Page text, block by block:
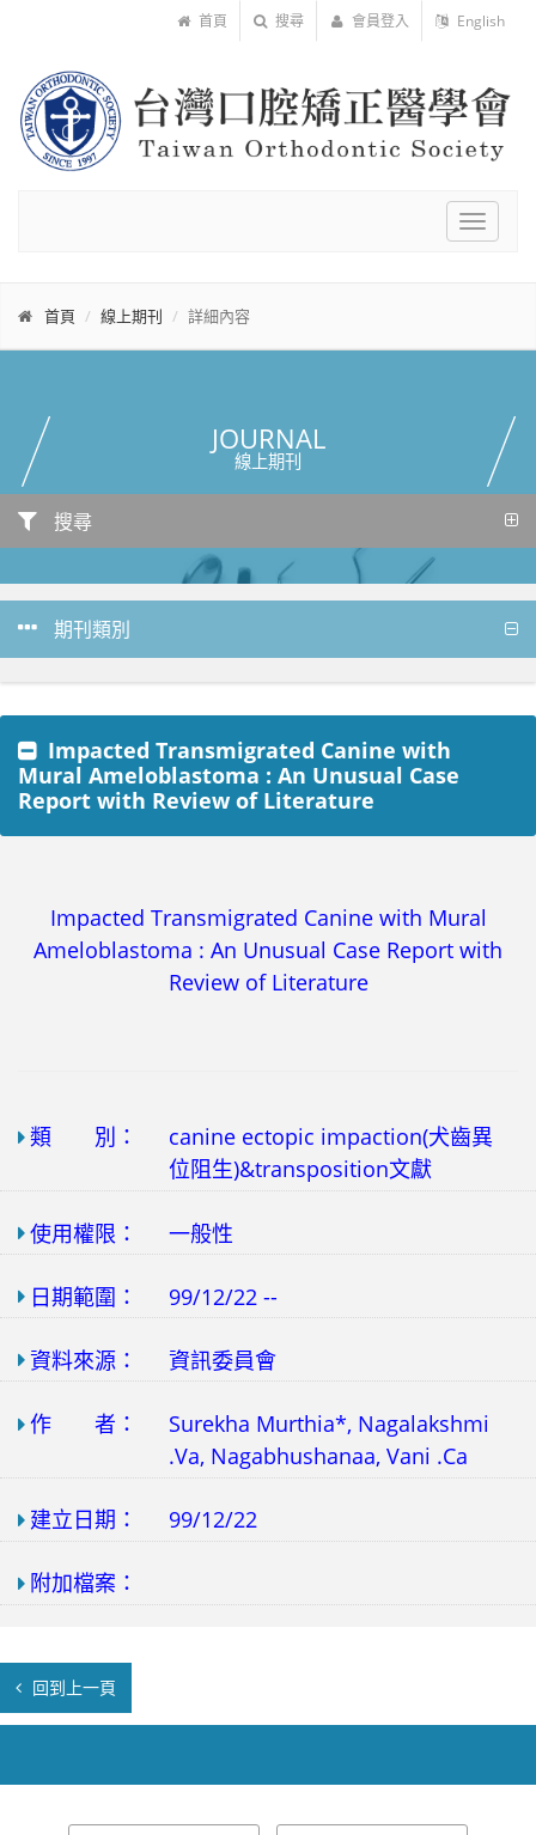
首頁 搜尋 會員登入 English
Toggle
首頁 線上期刊 詳細內容
JOURNAL
線上期刊
搜尋
期刊類別
Impacted Transmigrated Canine with
Mural Ameloblastoma : An Unusual Case
Report with Review of Literature
Impacted Transmigrated Canine with Mural
Ameloblastoma : An Unusual Case Report with
Review of Literature
類 別：
canine ectopic impaction(犬齒異
位阻生)&transposition文獻
使用權限： 一般性
日期範圍： 99/12/22 --
資料來源： 資訊委員會
作 者：
Surekha Murthia*, Nagalakshmi
.Va, Nagabhushanaa, Vani .Ca
建立日期： 99/12/22
附加檔案：
回到上一頁